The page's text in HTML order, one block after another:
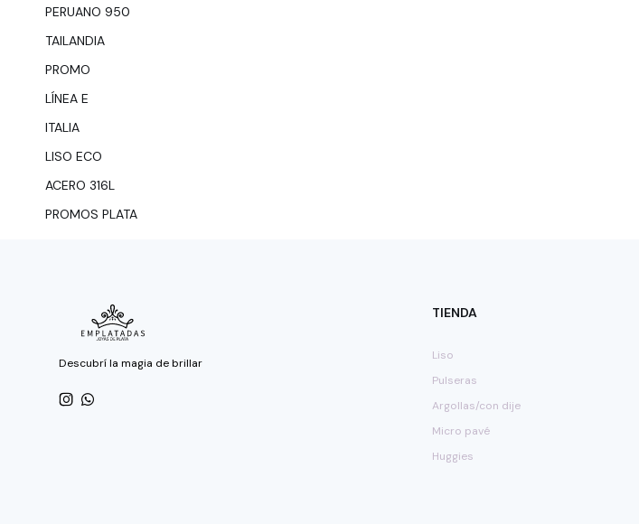
PERUANO 950
TAILANDIA
PROMO
LÍNEA E
ITALIA
LISO ECO
ACERO 316L
PROMOS PLATA
Descubrí la magia de brillar
TIENDA
Liso
Pulseras
Argollas/con dije
Micro pavé
Huggies